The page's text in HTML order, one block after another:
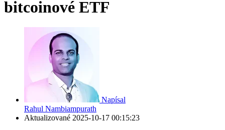
bitcoinové ETF
Napísal
Rahul Nambiampurath
Aktualizované 2025-10-17 00:15:23